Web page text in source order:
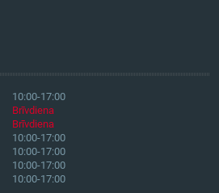
10:00-17:00
Brīvdiena
Brīvdiena
10:00-17:00
10:00-17:00
10:00-17:00
10:00-17:00